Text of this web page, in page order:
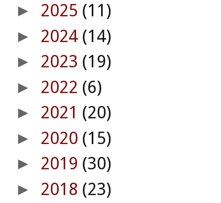
► 2025 (11)
► 2024 (14)
► 2023 (19)
► 2022 (6)
► 2021 (20)
► 2020 (15)
► 2019 (30)
► 2018 (23)